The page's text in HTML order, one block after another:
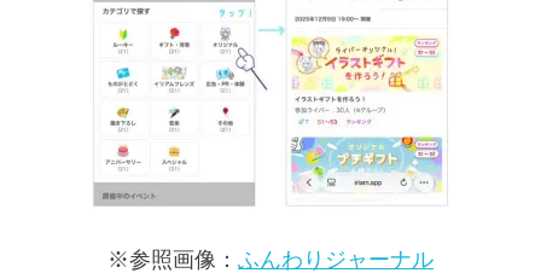
※参照画像： ふんわりジャーナル